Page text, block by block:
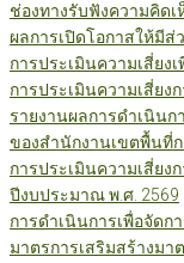
ช่องทางรับฟังความคิดเ
ผลการเปิดโอกาสให้มี
การประเมินความเสี่ยง
การประเมินความเสี่ย
รายงานผลการดำเนินก
ของสำนักงานเขตพื้นที่
การประเมินความเสี่ย
ปีงบประมาณ พ.ศ. 2569
การดำเนินการเพื่อจัดก
มาตรการเสริมสร้างมา